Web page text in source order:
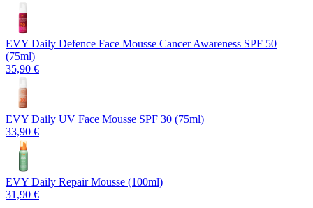
EVY Daily Defence Face Mousse Cancer Awareness SPF 50
(75ml)
35,90 €
EVY Daily UV Face Mousse SPF 30 (75ml)
33,90 €
EVY Daily Repair Mousse (100ml)
31,90 €